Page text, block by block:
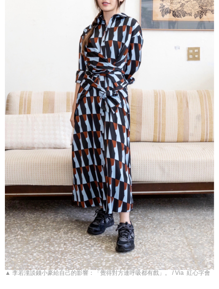
▲ 李若潼談錢小豪給自己的影響：「覺得對方連呼吸都有戲」。 / Via 紅心字會